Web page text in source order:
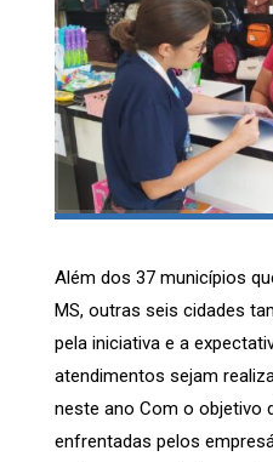
Além dos 37 municípios
MS, outras seis cidades
pela iniciativa e a
atendimentos sejam
neste ano Com o objetivo
enfrentadas pelos